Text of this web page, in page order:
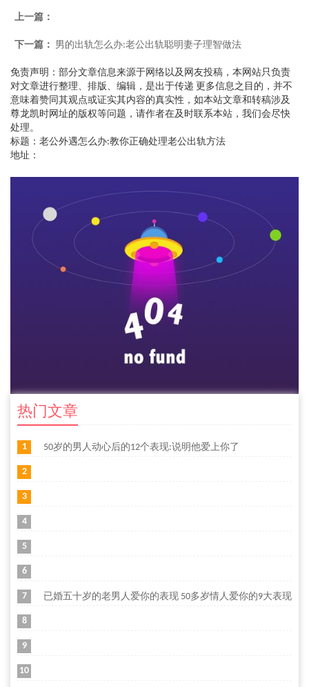
上一篇：
下一篇： 男的出轨怎么办:老公出轨聪明妻子理智做法
免责声明：部分文章信息来源于网络以及网友投稿，本网站只负责
对文章进行整理、排版、编辑，是出于传递 更多信息之目的，并不
意味着赞同其观点或证实其内容的真实性，如本站文章和转稿涉及
尊龙凯时网址的版权等问题，请作者在及时联系本站，我们会尽快
处理。
标题：老公外遇怎么办:教你正确处理老公出轨方法
地址：
热门文章
1 50岁的男人动心后的12个表现:说明他爱上你了
2
3
4
5
6
7 已婚五十岁的老男人爱你的表现 50多岁情人爱你的9大表现
8
9
10